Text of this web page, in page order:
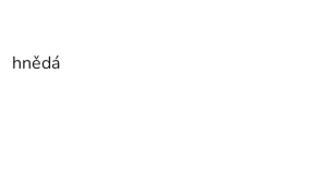
hnědá